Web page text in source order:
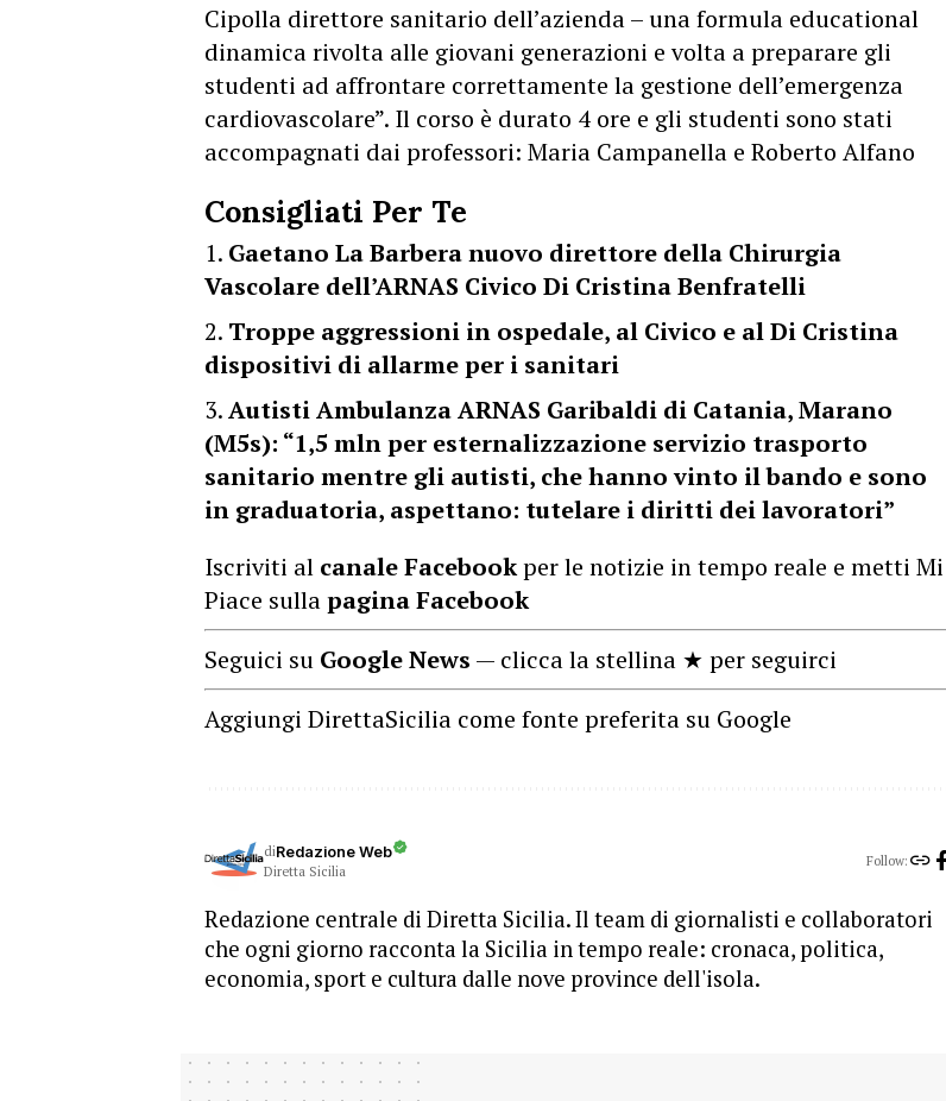
Cipolla direttore sanitario dell’azienda – una formula educational
dinamica rivolta alle giovani generazioni e volta a preparare gli
studenti ad affrontare correttamente la gestione dell’emergenza
cardiovascolare”. Il corso è durato 4 ore e gli studenti sono stati
accompagnati dai professori: Maria Campanella e Roberto Alfano
Consigliati Per Te
Gaetano La Barbera nuovo direttore della Chirurgia
Vascolare dell’ARNAS Civico Di Cristina Benfratelli
Troppe aggressioni in ospedale, al Civico e al Di Cristina
dispositivi di allarme per i sanitari
Autisti Ambulanza ARNAS Garibaldi di Catania, Marano
(M5s): “1,5 mln per esternalizzazione servizio trasporto
sanitario mentre gli autisti, che hanno vinto il bando e sono
in graduatoria, aspettano: tutelare i diritti dei lavoratori”
Iscriviti al canale Facebookper le notizie in tempo reale e metti Mi
Piace sullapagina Facebook
Seguici su Google News — clicca la stellina ★ per seguirci
Aggiungi DirettaSicilia come fonte preferita su Google
diRedazione Web
Diretta Sicilia
Follow:
Redazione centrale di Diretta Sicilia. Il team di giornalisti e collaboratori
che ogni giorno racconta la Sicilia in tempo reale: cronaca, politica,
economia, sport e cultura dalle nove province dell'isola.